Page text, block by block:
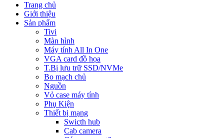
Trang chủ
Giới thiệu
Sản phẩm
Tivi
Màn hình
Máy tính All In One
VGA card đồ họa
T.Bị lưu trữ SSD/NVMe
Bo mạch chủ
Nguồn
Vỏ case máy tính
Phụ Kiện
Thiết bị mạng
Swicth hub
Cab camera